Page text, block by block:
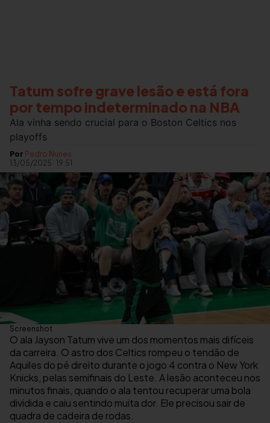
Tatum sofre grave lesão e está fora
por tempo indeterminado na NBA
Ala vinha sendo crucial para o Boston Celtics nos
playoffs
Por Pedro Nunes
13/05/2025 · 19:51
Screenshot
O ala Jayson Tatum vive um dos momentos mais difíceis
da carreira. O astro dos Celtics rompeu o tendão de
Aquiles do pé direito durante o jogo 4 contra o New York
Knicks, pelas semifinais do Leste. A lesão aconteceu nos
minutos finais, quando o ala tentou recuperar uma bola
dividida e caiu sentindo muita dor. Ele precisou sair de
quadra de cadeira de rodas.